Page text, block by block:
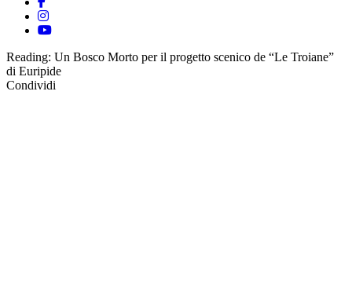
Reading: Un Bosco Morto per il progetto scenico de “Le Troiane”
di Euripide
Condividi